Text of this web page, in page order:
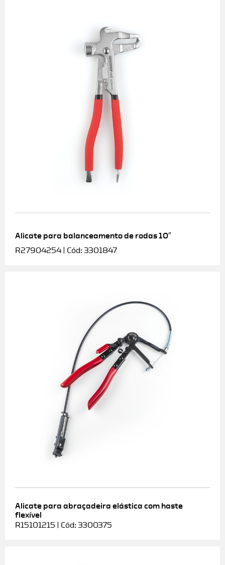
Alicate para balanceamento de rodas 10″
R27904254 | Cód: 3301847
Alicate para abraçadeira elástica com haste
flexível
R15101215 | Cód: 3300375